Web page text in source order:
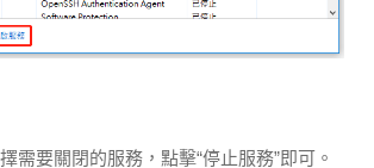
需要關閉的服務，點擊“停止服務”即可。